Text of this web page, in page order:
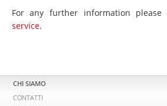
For any further information
service.
CHI SIAMO
CONTATTI